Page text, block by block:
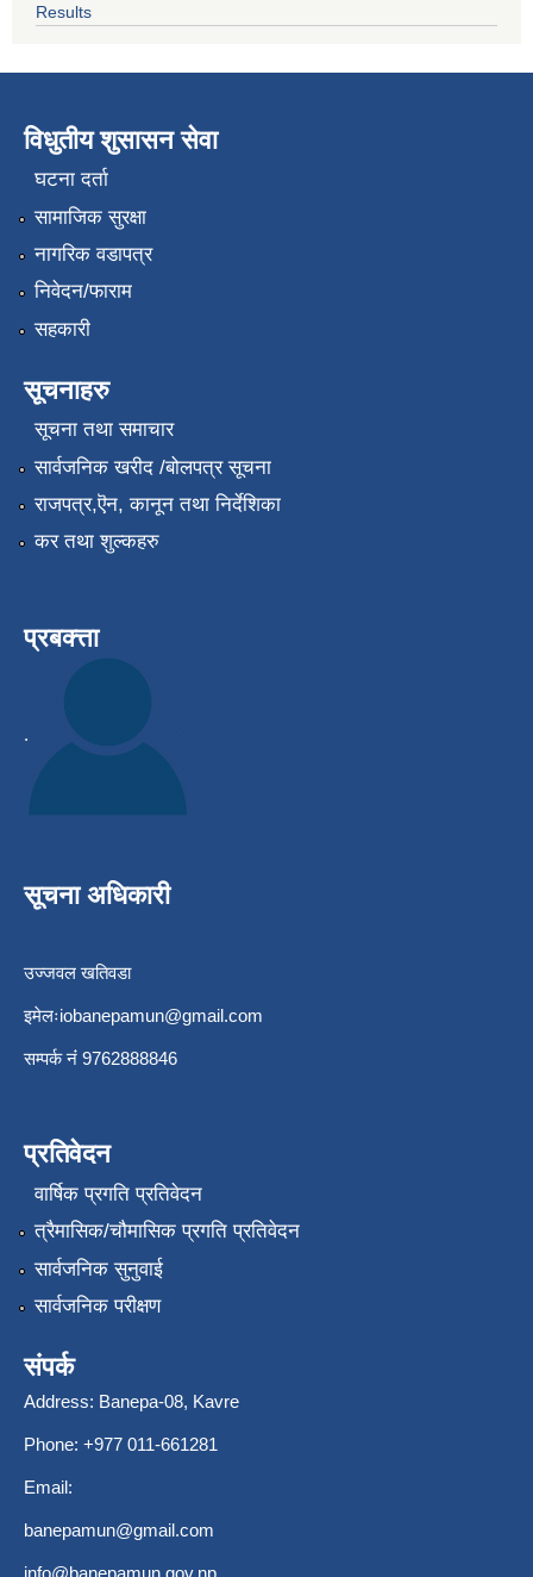
Results
विधुतीय शुसासन सेवा
घटना दर्ता
सामाजिक सुरक्षा
नागरिक वडापत्र
निवेदन/फाराम
सहकारी
सूचनाहरु
सूचना तथा समाचार
सार्वजनिक खरीद /बोलपत्र सूचना
राजपत्र,ऎन, कानून तथा निर्देशिका
कर तथा शुल्कहरु
प्रबक्त्ता
.
सूचना अधिकारी
उज्जवल खतिवडा
इमेलःiobanepamun@gmail.com
सम्पर्क नंं 9762888846
प्रतिवेदन
वार्षिक प्रगति प्रतिवेदन
त्रैमासिक/चौमासिक प्रगति प्रतिवेदन
सार्वजनिक सुनुवाई
सार्वजनिक परीक्षण
संपर्क
Address: Banepa-08, Kavre
Phone: +977 011-661281
Email:
banepamun@gmail.com
info@banepamun.gov.np